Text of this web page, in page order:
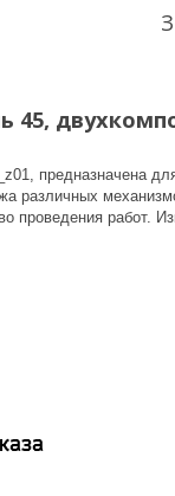
45,
предназначена
различных
проведения работ.